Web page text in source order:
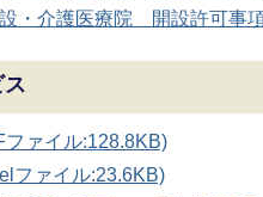
・介護医療院 開設許可事
ァイル:128.8KB)
ファイル:23.6KB)